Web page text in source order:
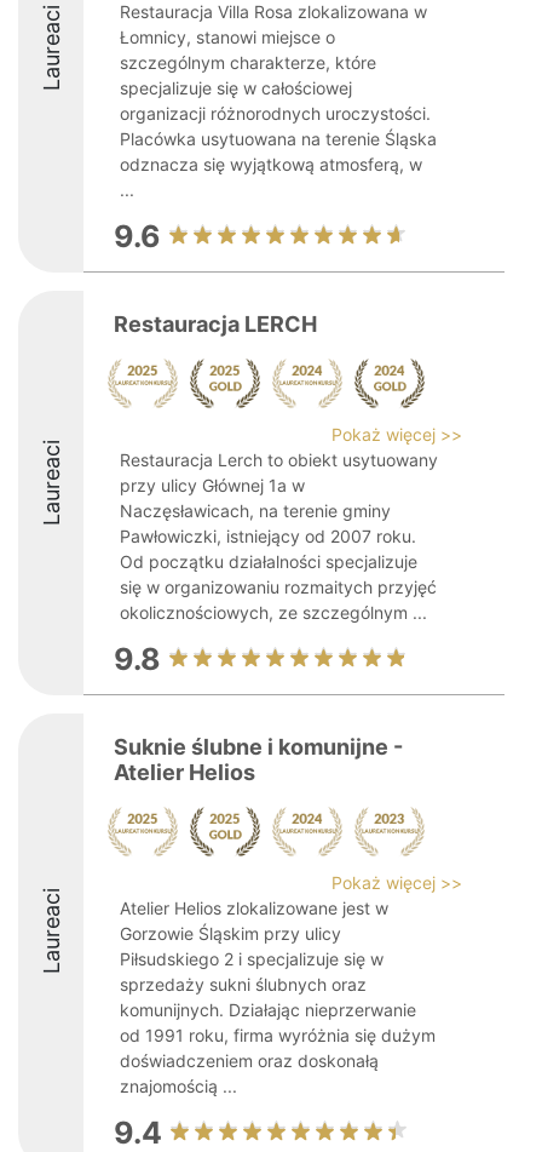
Laureaci
Restauracja Villa Rosa zlokalizowana w
Łomnicy, stanowi miejsce o
szczególnym charakterze, które
specjalizuje się w całościowej
organizacji różnorodnych uroczystości.
Placówka usytuowana na terenie Śląska
odznacza się wyjątkową atmosferą, w
...
9.6
Laureaci
Restauracja LERCH
Pokaż więcej >>
Restauracja Lerch to obiekt usytuowany
przy ulicy Głównej 1a w
Naczęsławicach, na terenie gminy
Pawłowiczki, istniejący od 2007 roku.
Od początku działalności specjalizuje
się w organizowaniu rozmaitych przyjęć
okolicznościowych, ze szczególnym ...
9.8
Laureaci
Suknie ślubne i komunijne -
Atelier Helios
Pokaż więcej >>
Atelier Helios zlokalizowane jest w
Gorzowie Śląskim przy ulicy
Piłsudskiego 2 i specjalizuje się w
sprzedaży sukni ślubnych oraz
komunijnych. Działając nieprzerwanie
od 1991 roku, firma wyróżnia się dużym
doświadczeniem oraz doskonałą
znajomością ...
9.4